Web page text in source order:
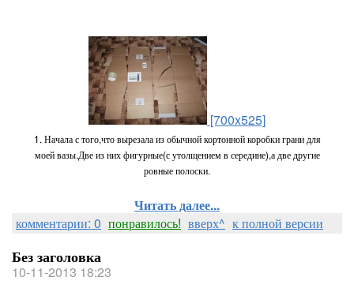
[700x525]
1. Начала с того,что вырезала из обычной кортонной коробки грани для
моей вазы.Две из них фигурные(с утолщением в середине),а две другие
ровные полоски.
Читать далее...
комментарии: 0 понравилось! вверх^ к полной версии
Без заголовка
10-11-2013 18:23